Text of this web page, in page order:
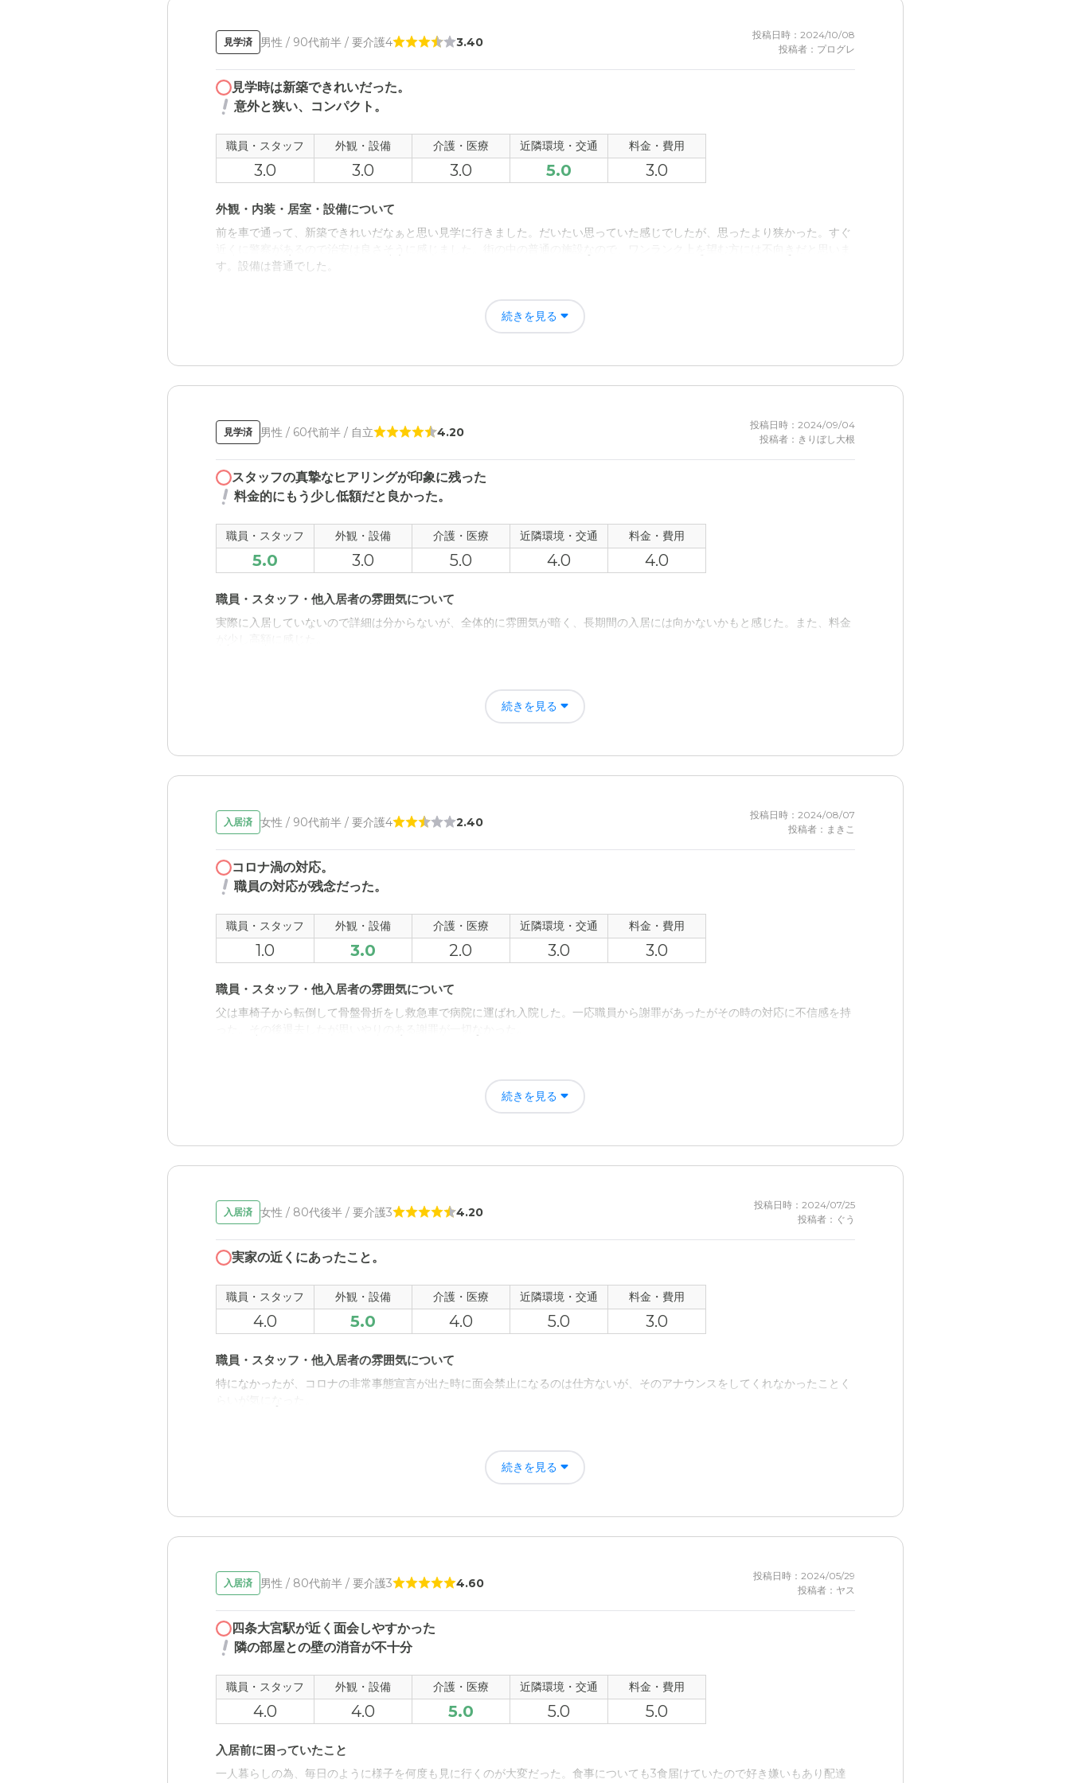
見学済 男性 / 90代前半 / 要介護4 3.40
投稿日時：2024/10/08
投稿者：プログレ
見学時は新築できれいだった。
意外と狭い、コンパクト。
職員・スタッフ 外観・設備 介護・医療 近隣環境・交通 料金・費用
3.0 3.0 3.0 5.0 3.0
外観・内装・居室・設備について
前を車で通って、新築できれいだなぁと思い見学に行きました。だいたい思っていた感じでしたが、思ったより狭かった。すぐ
す。設備は普通でした。
事前にホームページで見た写真と比べると、意外と狭かった。駐車場が２台ぐらいしか停められない。すぐ横に信号があるた
続きを見る
見学済 男性 / 60代前半 / 自立 4.20
投稿日時：2024/09/04
投稿者：きりぼし大根
スタッフの真摯なヒアリングが印象に残った
料金的にもう少し低額だと良かった。
職員・スタッフ 外観・設備 介護・医療 近隣環境・交通 料金・費用
5.0 3.0 5.0 4.0 4.0
職員・スタッフ・他入居者の雰囲気について
実際に入居していないので詳細は分からないが、全体的に雰囲気が暗く、長期間の入居には向かないかもと感じた。また、料金
交通の便がとても良く（阪急四条大宮駅から徒歩5分くらい）、専門医や看護制度も充実していた。また、天然温泉があるのも
続きを見る
入居済 女性 / 90代前半 / 要介護4 2.40
投稿日時：2024/08/07
投稿者：まきこ
コロナ渦の対応。
職員の対応が残念だった。
職員・スタッフ 外観・設備 介護・医療 近隣環境・交通 料金・費用
1.0 3.0 2.0 3.0 3.0
職員・スタッフ・他入居者の雰囲気について
父は車椅子から転倒して骨盤骨折をし救急車で病院に運ばれ入院した。一応職員から謝罪があったがその時の対応に不信感を持
見学時にお風呂な床に畳を使っている温泉をトラックで運んでると聞いてすごいなと思った。また営業の人の対応が爽やかでよ
続きを見る
入居済 女性 / 80代後半 / 要介護3 4.20
投稿日時：2024/07/25
投稿者：ぐう
実家の近くにあったこと。
職員・スタッフ 外観・設備 介護・医療 近隣環境・交通 料金・費用
4.0 5.0 4.0 5.0 3.0
職員・スタッフ・他入居者の雰囲気について
特になかったが、コロナの非常事態宣言が出た時に面会禁止になるのは仕方ないが、そのアナウンスをしてくれなかったことく
まずは実家の近くにあったので、入居した父親が不安に思わなかったことがとても良かった。施設も新しく、エレベーターも完
備していたので、移動もスムーズだったのが助かった。
続きを見る
入居済 男性 / 80代前半 / 要介護3 4.60
投稿日時：2024/05/29
投稿者：ヤス
四条大宮駅が近く面会しやすかった
隣の部屋との壁の消音が不十分
職員・スタッフ 外観・設備 介護・医療 近隣環境・交通 料金・費用
4.0 4.0 5.0 5.0 5.0
入居前に困っていたこと
一人暮らしの為、毎日のように様子を何度も見に行くのが大変だった。食事についても3食届けていたので好き嫌いもあり配達